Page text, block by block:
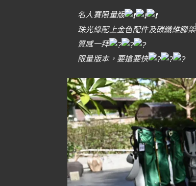
名人賽限量版
珠光綠配上金色配件及碳纖維腳架
質感一拜
限量版本，要搶要快